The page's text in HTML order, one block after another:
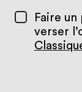
Faire
verser